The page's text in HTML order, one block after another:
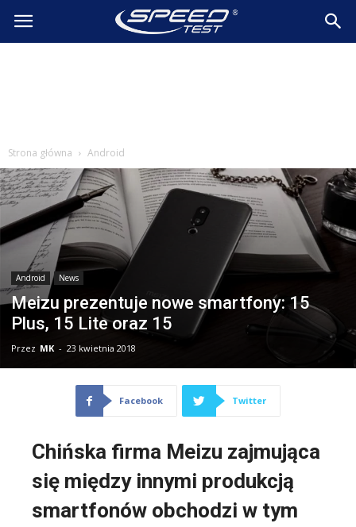
SpeedTest.pl
Strona główna Android
Android News
Meizu prezentuje nowe smartfony: 15
Plus, 15 Lite oraz 15
Przez MK - 23 kwietnia 2018
Facebook Twitter
Chińska firma Meizu zajmująca
się między innymi produkcją
smartfonów obchodzi w tym